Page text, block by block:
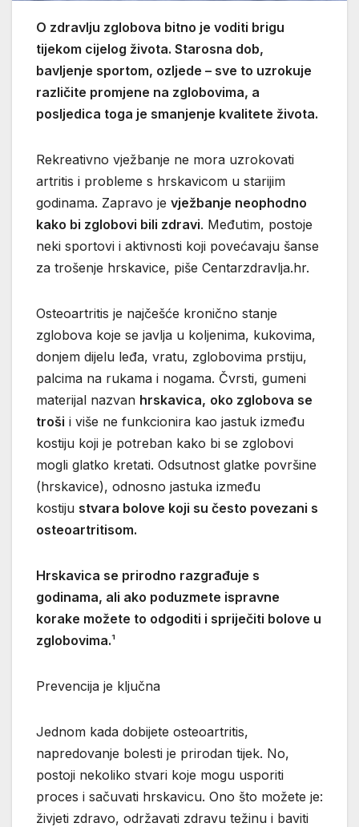
O zdravlju zglobova bitno je voditi brigu
tijekom cijelog života. Starosna dob,
bavljenje sportom, ozljede – sve to uzrokuje
različite promjene na zglobovima, a
posljedica toga je smanjenje kvalitete života.
Rekreativno vježbanje ne mora uzrokovati
artritis i probleme s hrskavicom u starijim
godinama. Zapravo je vježbanje neophodno
kako bi zglobovi bili zdravi. Međutim, postoje
neki sportovi i aktivnosti koji povećavaju šanse
za trošenje hrskavice, piše Centarzdravlja.hr.
Osteoartritis je najčešće kronično stanje
zglobova koje se javlja u koljenima, kukovima,
donjem dijelu leđa, vratu, zglobovima prstiju,
palcima na rukama i nogama. Čvrsti, gumeni
materijal nazvan hrskavica, oko zglobova se
troši i više ne funkcionira kao jastuk između
kostiju koji je potreban kako bi se zglobovi
mogli glatko kretati. Odsutnost glatke površine
(hrskavice), odnosno jastuka između
kostiju stvara bolove koji su često povezani s
osteoartritisom.
Hrskavica se prirodno razgrađuje s
godinama, ali ako poduzmete ispravne
korake možete to odgoditi i spriječiti bolove u
zglobovima.¹
Prevencija je ključna
Jednom kada dobijete osteoartritis,
napredovanje bolesti je prirodan tijek. No,
postoji nekoliko stvari koje mogu usporiti
proces i sačuvati hrskavicu. Ono što možete je:
živjeti zdravo, održavati zdravu težinu i baviti